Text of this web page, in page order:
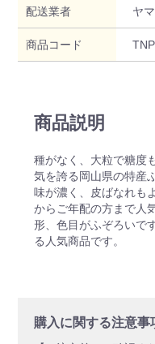
配送業者 ヤ
商品コード
商品説明
種がなく、大粒で糖度
気を誇る岡山県の特産
味が濃く、皮ばなれも
からご年配の方まで人
形、色目がふぞろいで
る人気商品です。
購入に関する注意事